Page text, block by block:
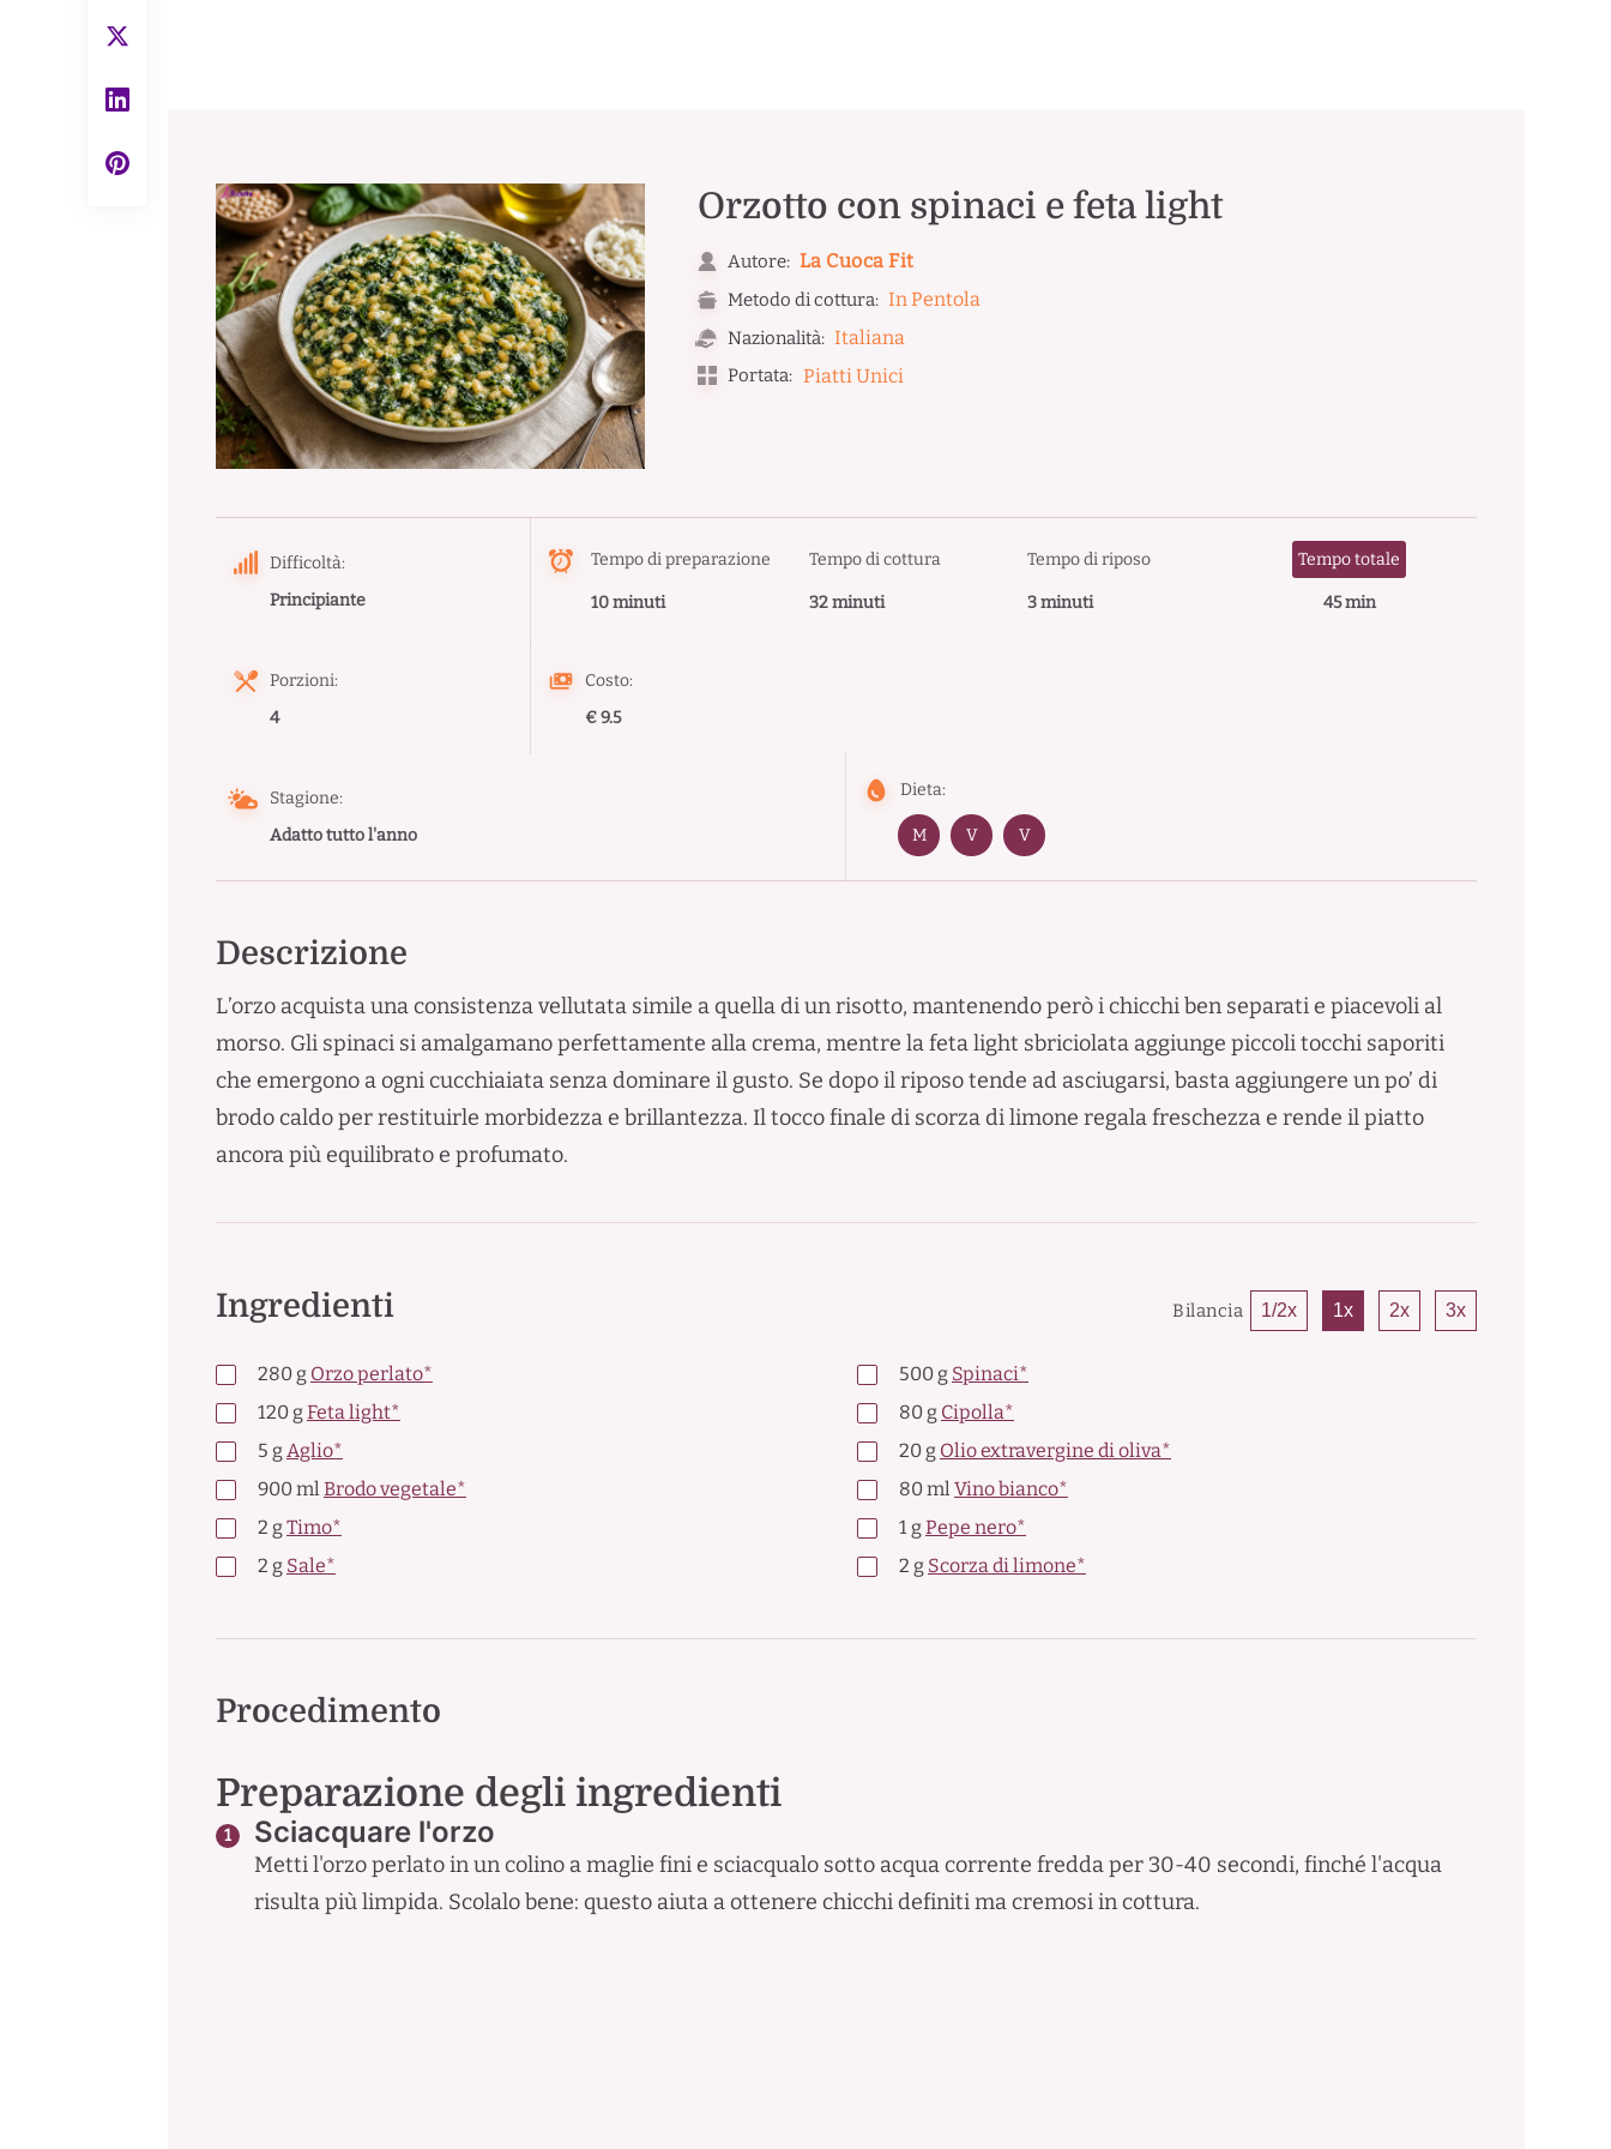
Orzotto con spinaci e feta light
Autore: La Cuoca Fit
Metodo di cottura: In Pentola
Nazionalità: Italiana
Portata: Piatti Unici
Difficoltà:
Principiante
Tempo di preparazione
10 minuti
Tempo di cottura
32 minuti
Tempo di riposo
3 minuti
Tempo totale
45 min
Porzioni:
4
Costo:
€ 9.5
Stagione:
Adatto tutto l'anno
Dieta:
M V V
Descrizione
L’orzo acquista una consistenza vellutata simile a quella di un risotto, mantenendo però i chicchi ben separati e piacevoli al
morso. Gli spinaci si amalgamano perfettamente alla crema, mentre la feta light sbriciolata aggiunge piccoli tocchi saporiti
che emergono a ogni cucchiaiata senza dominare il gusto. Se dopo il riposo tende ad asciugarsi, basta aggiungere un po’ di
brodo caldo per restituirle morbidezza e brillantezza. Il tocco finale di scorza di limone regala freschezza e rende il piatto
ancora più equilibrato e profumato.
Ingredienti Bilancia 1/2x 1x 2x 3x
280 g Orzo perlato* 500 g Spinaci*
120 gFeta light* 80 g Cipolla*
5 gAglio* 20 g Olio extravergine di oliva*
900mlBrodo vegetale* 80mlVino bianco*
2 gTimo* 1 gPepe nero*
2 g Sale* 2 g Scorza di limone*
Procedimento
Preparazione degli ingredienti
Sciacquare l'orzo
Metti l'orzo perlato in un colino a maglie fini e sciacqualo sotto acqua corrente fredda per 30-40 secondi, finché l'acqua
risulta più limpida. Scolalo bene: questo aiuta a ottenere chicchi definiti ma cremosi in cottura.